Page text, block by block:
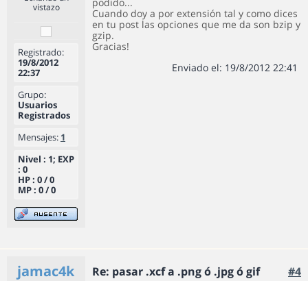
vistazo
Registrado:
19/8/2012
22:37
Grupo:
Usuarios
Registrados
Mensajes: 1
Nivel : 1; EXP
: 0
HP : 0 / 0
MP : 0 / 0
Cuando doy a por extensión tal y como dices
en tu post las opciones que me da son bzip y
gzip.
Gracias!
Enviado el: 19/8/2012 22:41
jamac4k Re: pasar .xcf a .png ó .jpg ó gif #4